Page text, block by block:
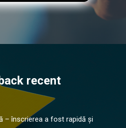
recent
– înscrierea a fost rapidă și